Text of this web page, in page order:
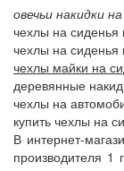
овечьи накидки
чехлы на сиденья
чехлы на сиденья
чехлы майки на
деревянные
чехлы на
купить чехлы на
В интернет-
производителя 1